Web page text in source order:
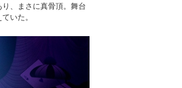
、まさに真骨頂。舞台
いた。